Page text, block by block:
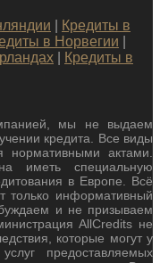
Кредиты в
в Норвегии
Кредиты в
мы не выдаем
кредита. Все виды
нормативными актами.
иметь специальную
в Европе. Всё
только информативный
и не призываем
AllCredits не
которые могут у
предоставляемых